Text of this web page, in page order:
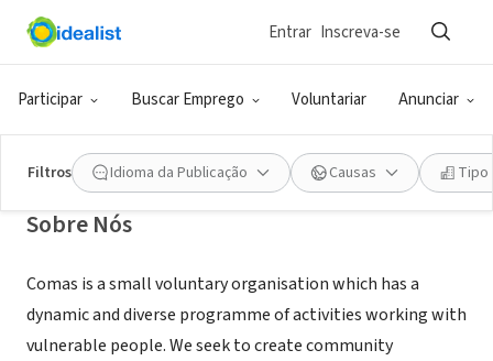
Participar Buscar Emprego Voluntariar Anunciar
Entrar Inscreva-se
Filtros Idioma da Publicação Causas Tipo
ONG (SETOR SOCIAL)
Comas
Sobre Nós
Comas is a small voluntary organisation which has a
dynamic and diverse programme of activities working with
vulnerable people. We seek to create community